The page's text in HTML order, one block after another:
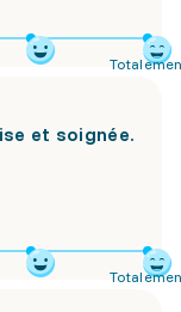
et soignée.